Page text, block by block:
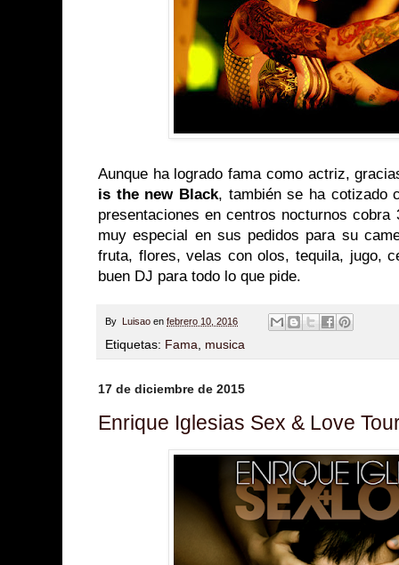
Aunque ha logrado fama como actriz,
is the new Black, también se ha cotizado
presentaciones en centros nocturnos
muy especial en sus pedidos para su
fruta, flores, velas con olos, tequila, jugo,
buen DJ para todo lo que pide.
By Luisao en febrero 10, 2016
Etiquetas: Fama, musica
17 de diciembre de 2015
Enrique Iglesias Sex & Love